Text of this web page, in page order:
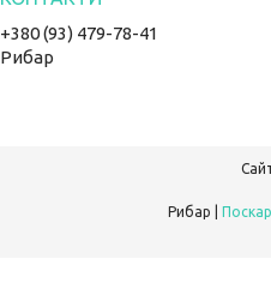
+380 (93) 479-78-41
Рибар